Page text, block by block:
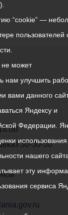
30-30-30
“cookie” —
пользователей
может
нам улучшить
вами данного
Яндексу и
Федерации.
нашего
эту
сервиса